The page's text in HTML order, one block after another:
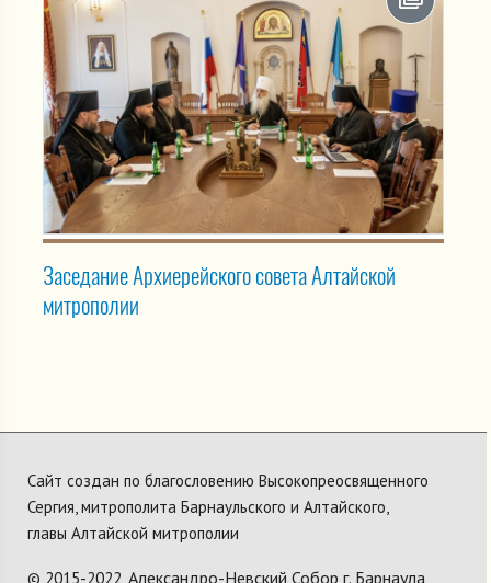
Заседание Архиерейского совета Алтайской
митрополии
Сайт создан по благословению Высокопреосвященного
Сергия, митрополита Барнаульского и Алтайского,
главы Алтайской митрополии
© 2015-2022, Александро-Невский Собор г. Барнаула